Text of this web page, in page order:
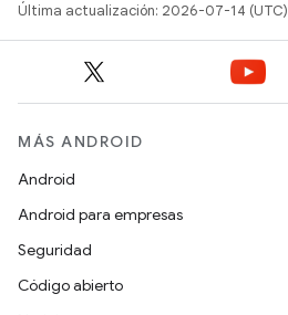
Última actualización: 2026-07-14 (UTC)
MÁS ANDROID
Android
Android para empresas
Seguridad
Código abierto